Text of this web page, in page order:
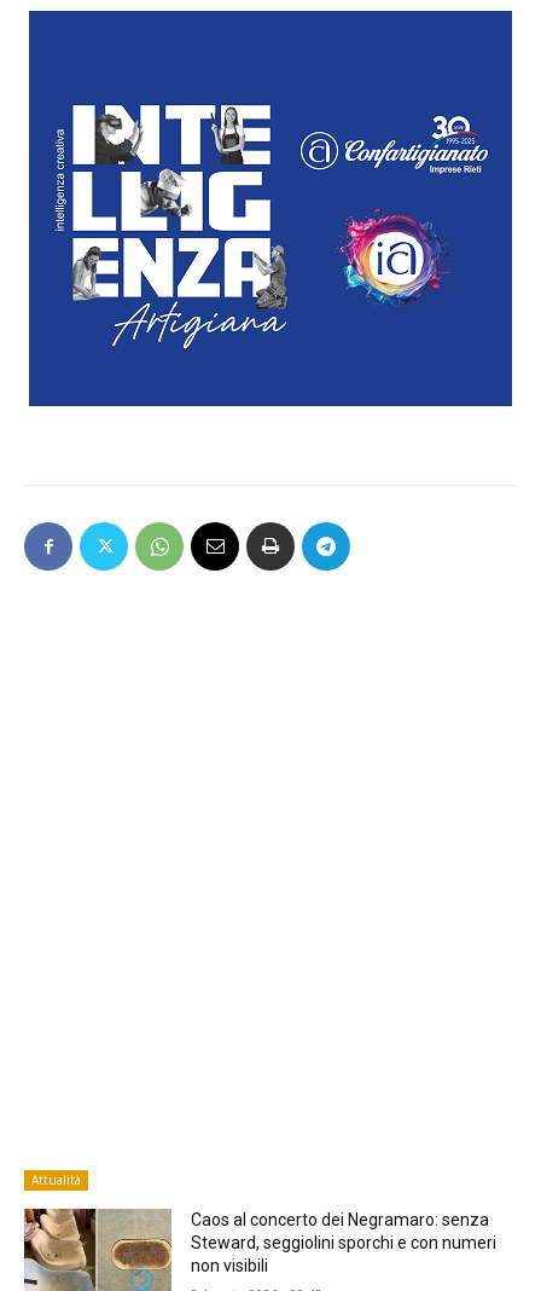
Attualità
Caos al concerto dei Negramaro: senza
Steward, seggiolini sporchi e con numeri
non visibili